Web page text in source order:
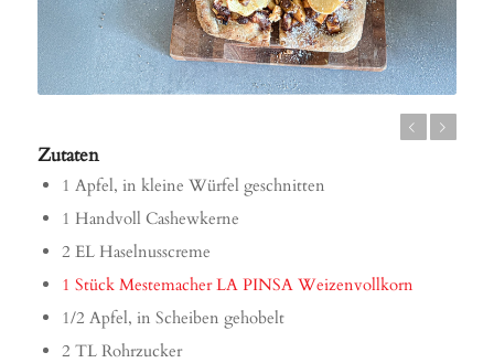
Zutaten
1 Apfel, in kleine Würfel geschnitten
1 Handvoll Cashewkerne
2 EL Haselnusscreme
1 Stück Mestemacher LA PINSA Weizenvollkorn
1/2 Apfel, in Scheiben gehobelt
2 TL Rohrzucker